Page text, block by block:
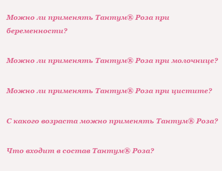
Можно ли применять Тантум® Роза при
беременности?
Можно ли применять Тантум® Роза при молочнице?
Можно ли применять Тантум® Роза при цистите?
С какого возраста можно применять Тантум® Роза?
Что входит в состав Тантум® Роза?